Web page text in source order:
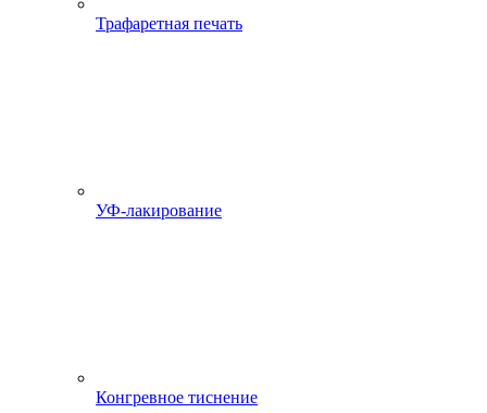
Трафаретная печать
УФ-лакирование
Конгревное тиснение